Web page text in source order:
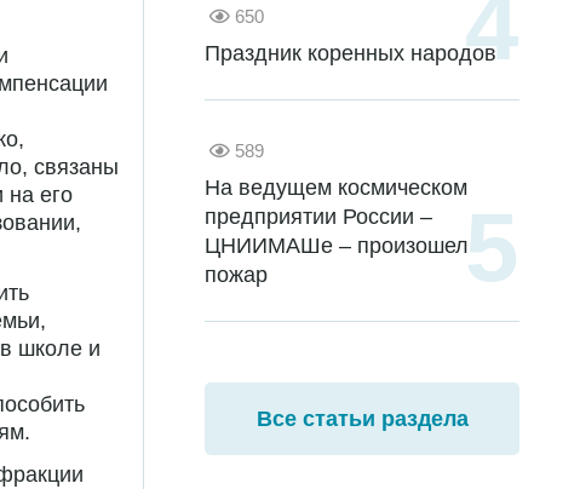
связаны
на его
школе и
650
Праздник коренных народов
589
На ведущем космическом
предприятии России –
ЦНИИМАШе – произошел
пожар
Все статьи раздела